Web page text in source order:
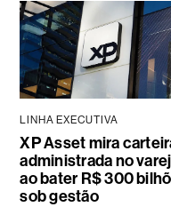
LINHA EXECUTIVA
XP Asset mira
administrada no
ao bater R$ 300
sob gestão